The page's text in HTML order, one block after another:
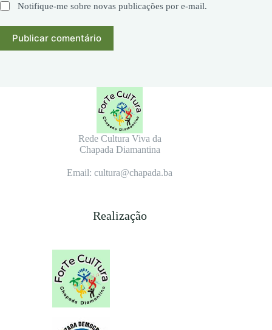
Notifique-me sobre novas publicações por e-mail.
Publicar comentário
Rede Cultura Viva da
Chapada Diamantina
Email: cultura@chapada.ba
Realização